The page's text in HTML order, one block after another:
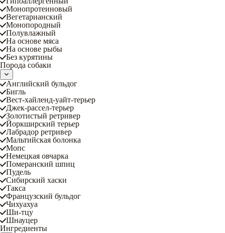
Монопротеиновый
Вегетарианский
Монопородный
Полувлажный
На основе мяса
На основе рыбы
Без курятины
Порода собаки
Английский бульдог
Бигль
Вест-хайленд-уайт-терьер
Джек-рассел-терьер
Золотистый ретривер
Йоркширский терьер
Лабрадор ретривер
Мальтийская болонка
Мопс
Немецкая овчарка
Померанский шпиц
Пудель
Сибирский хаски
Такса
Французский бульдог
Чихуахуа
Ши-тцу
Шнауцер
Ингредиенты